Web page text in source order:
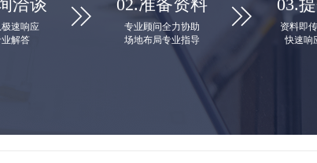
洽谈
速响应
业解答
 02.准备资料
专业顾问全力协助
场地布局专业指导
 03.
资料即
快速响